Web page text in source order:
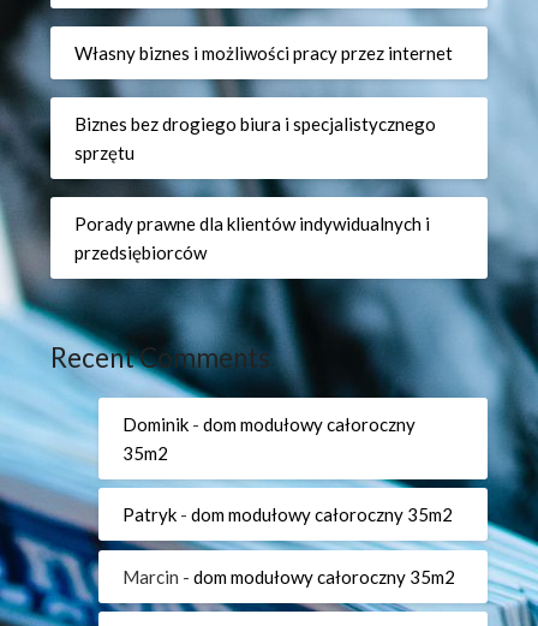
Własny biznes i możliwości pracy przez internet
Biznes bez drogiego biura i specjalistycznego
sprzętu
Porady prawne dla klientów indywidualnych i
przedsiębiorców
Recent Comments
Dominik -dom modułowy całoroczny
35m2
Patryk -dom modułowy całoroczny 35m2
Marcin -dom modułowy całoroczny 35m2